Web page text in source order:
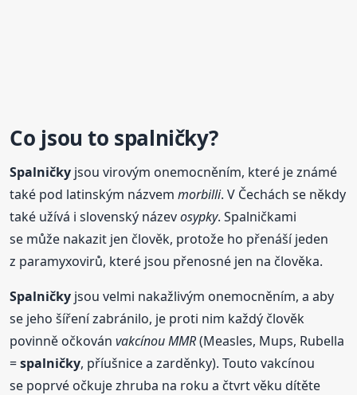
Co jsou to spalničky?
Spalničky jsou virovým onemocněním, které je známé
také pod latinským názvemmorbilli. V Čechách se někdy
také užívá i slovenský názevosypky. Spalničkami
se může nakazit jen člověk, protože ho přenáší jeden
z paramyxovirů, které jsou přenosné jen na člověka.
Spalničky jsou velmi nakažlivým onemocněním, a aby
se jeho šíření zabránilo, je proti nim každý člověk
povinně očkovánvakcínou MMR(Measles, Mups, Rubella
=spalničky, příušnice a zarděnky). Touto vakcínou
se poprvé očkuje zhruba na roku a čtvrt věku dítěte